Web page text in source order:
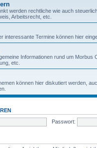
werden rechtliche wie auch
Arbeitsrecht, etc.
interessante Termine können hier
Informationen rund um Morbus
etc.
können hier diskutiert werden,
Passwort: